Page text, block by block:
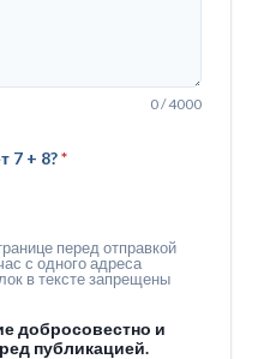
0 / 4000
7 + 8?*
перед отправкой
с одного адреса
в тексте запрещены
добросовестно и
публикацией.